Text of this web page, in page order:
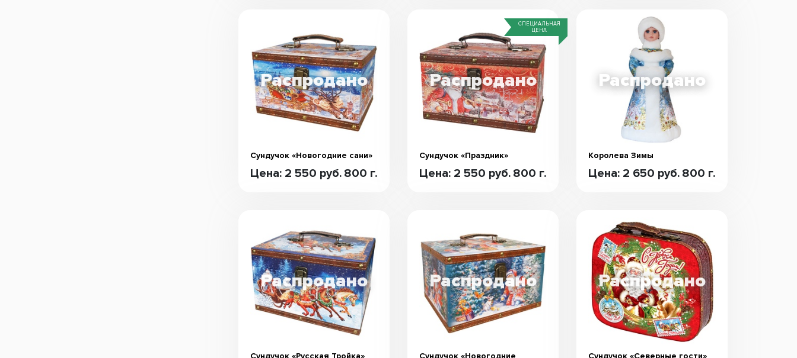
Сундучок «Новогодние сани»
Цена: 2 550 руб. 800 г.
СПЕЦИАЛЬНАЯ
ЦЕНА
Сундучок «Праздник»
Цена: 2 550 руб. 800 г.
Королева Зимы
Цена: 2 650 руб. 800 г.
Сундучок «Русская Тройка»
Сундучок «Новогодние
Сундучок «Северные гости»